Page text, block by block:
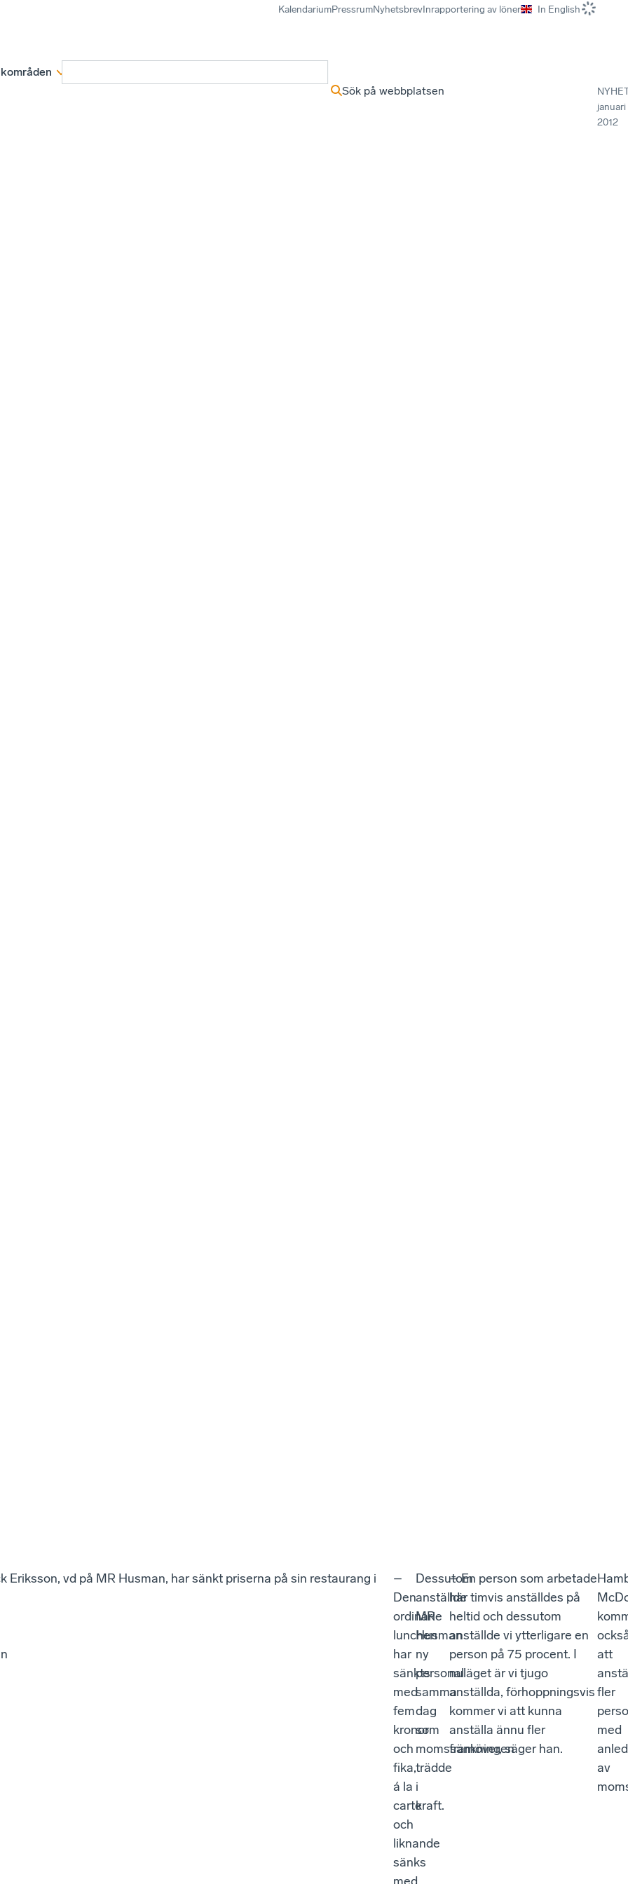
KalendariumPressrumNyhetsbrevInrapportering av löner In English
Sök på webbplatsen
januari
2012
Eriksson, vd på MR Husman, har sänkt priserna på sin restaurang i
–
Den
ordinarie
lunchen
har
sänkts
med
fem
kronor
och
fika,
á la
carte
och
liknande
sänks
Dessutom
anställde
MR
Husman
ny
personal
samma
dag
som
momssänkningen
trädde
i
kraft.
– En person som arbetade
här timvis anställdes på
heltid och dessutom
anställde vi ytterligare en
person på 75 procent. I
nuläget är vi tjugo
anställda, förhoppningsvis
kommer vi att kunna
anställa ännu fler
framöver, säger han.
att
fler
med
av